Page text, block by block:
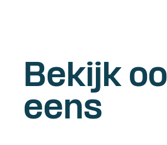
Bekijk
eens